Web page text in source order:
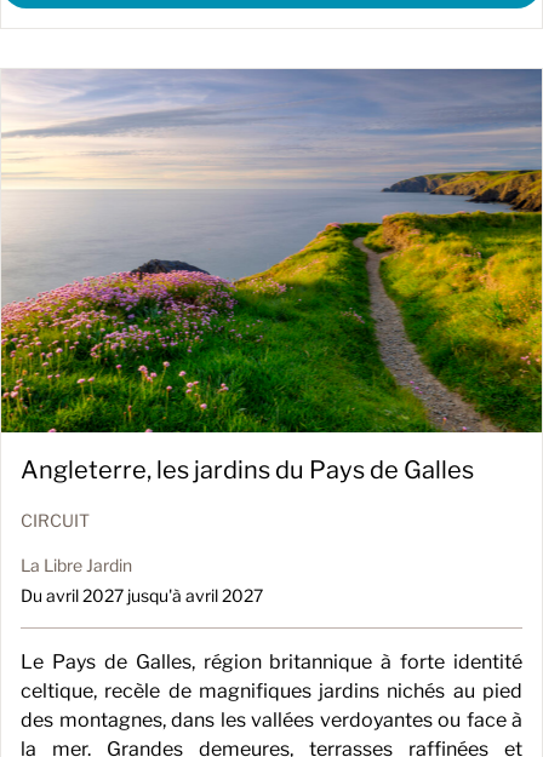
Angleterre, les jardins du Pays de Galles
CIRCUIT
La Libre Jardin
Du avril 2027 jusqu'à avril 2027
Le Pays de Galles, région britannique à forte identité
celtique, recèle de magnifiques jardins nichés au pied
des montagnes, dans les vallées verdoyantes ou face à
la mer. Grandes demeures, terrasses raffinées et